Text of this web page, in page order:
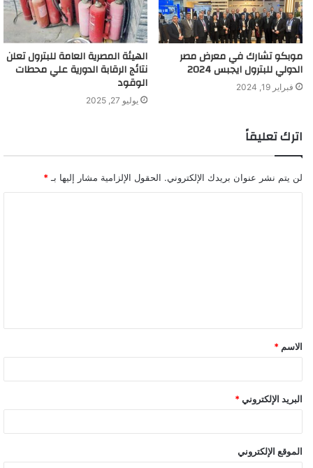
موبكو تشارك في معرض مصر
الدولي للبترول ايجبس 2024
فبراير 19, 2024
الهيئة المصرية العامة للبترول تعلن
نتائج الرقابة الدورية علي محطات
الوقود
يوليو 27, 2025
اترك تعليقاً
لن يتم نشر عنوان بريدك الإلكتروني. الحقول الإلزامية مشار إليها بـ *
ق
*
الاسم *
البريد الإلكتروني *
الموقع الإلكتروني